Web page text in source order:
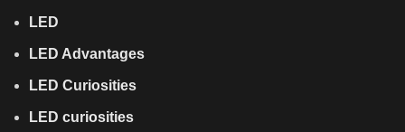
LED
LED Advantages
LED Curiosities
LED curiosities